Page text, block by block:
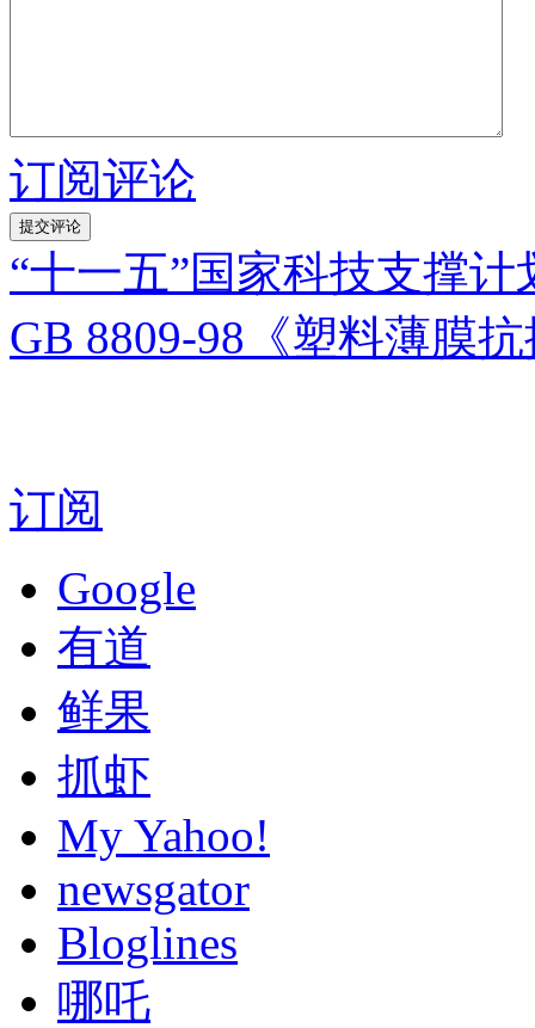
订阅评论
“十一五”国家科技支撑
GB 8809-98《塑料薄膜
订阅
Google
有道
鲜果
抓虾
My Yahoo!
newsgator
Bloglines
哪吒